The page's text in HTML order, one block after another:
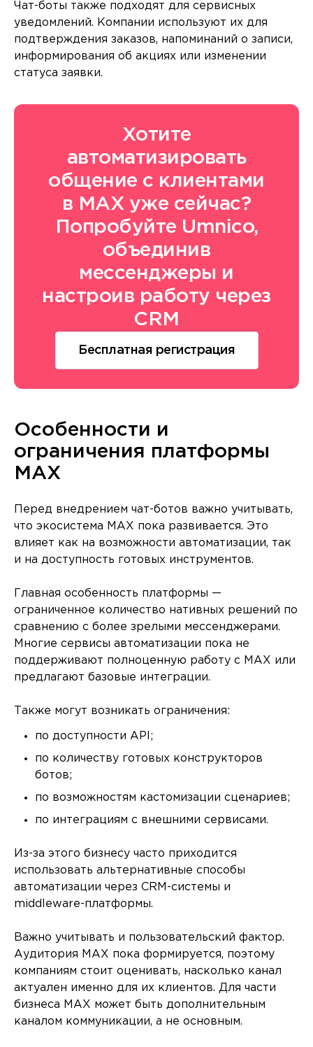
Чат-боты также подходят для сервисных
уведомлений. Компании используют их для
подтверждения заказов, напоминаний о записи,
информирования об акциях или изменении
статуса заявки.
Хотите
автоматизировать
общение с клиентами
в MAX уже сейчас?
Попробуйте Umnico,
объединив
мессенджеры и
настроив работу через
CRM
Бесплатная регистрация
Особенности и
ограничения платформы
MAX
Перед внедрением чат-ботов важно учитывать,
что экосистема MAX пока развивается. Это
влияет как на возможности автоматизации, так
и на доступность готовых инструментов.
Главная особенность платформы —
ограниченное количество нативных решений по
сравнению с более зрелыми мессенджерами.
Многие сервисы автоматизации пока не
поддерживают полноценную работу с MAX или
предлагают базовые интеграции.
Также могут возникать ограничения:
по доступности API;
по количеству готовых конструкторов
ботов;
по возможностям кастомизации сценариев;
по интеграциям с внешними сервисами.
Из-за этого бизнесу часто приходится
использовать альтернативные способы
автоматизации через CRM-системы и
middleware-платформы.
Важно учитывать и пользовательский фактор.
Аудитория MAX пока формируется, поэтому
компаниям стоит оценивать, насколько канал
актуален именно для их клиентов. Для части
бизнеса MAX может быть дополнительным
каналом коммуникации, а не основным.